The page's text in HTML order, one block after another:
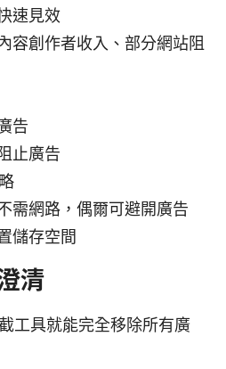
速見效
容創作者收入、部分網站阻
告
止廣告
需網路，偶爾可避開廣告
儲存空間
清
工具就能完全移除所有廣